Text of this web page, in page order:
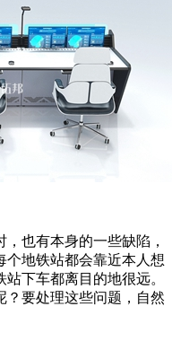
也有本身的一些缺陷，
个地铁站都会靠近本人想
下车都离目的地很远。
？要处理这些问题，自然